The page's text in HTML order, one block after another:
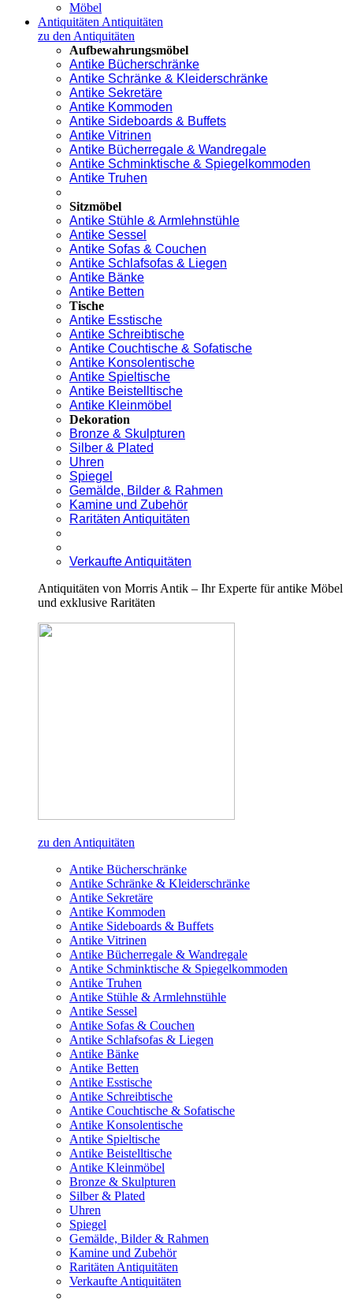
Möbel
Antiquitäten Antiquitäten
zu den Antiquitäten
Aufbewahrungsmöbel
Antike Bücherschränke
Antike Schränke & Kleiderschränke
Antike Sekretäre
Antike Kommoden
Antike Sideboards & Buffets
Antike Vitrinen
Antike Bücherregale & Wandregale
Antike Schminktische & Spiegelkommoden
Antike Truhen
Sitzmöbel
Antike Stühle & Armlehnstühle
Antike Sessel
Antike Sofas & Couchen
Antike Schlafsofas & Liegen
Antike Bänke
Antike Betten
Tische
Antike Esstische
Antike Schreibtische
Antike Couchtische & Sofatische
Antike Konsolentische
Antike Spieltische
Antike Beistelltische
Antike Kleinmöbel
Dekoration
Bronze & Skulpturen
Silber & Plated
Uhren
Spiegel
Gemälde, Bilder & Rahmen
Kamine und Zubehör
Raritäten Antiquitäten
Verkaufte Antiquitäten
Antiquitäten von Morris Antik – Ihr Experte für antike Möbel
und exklusive Raritäten
zu den Antiquitäten
Antike Bücherschränke
Antike Schränke & Kleiderschränke
Antike Sekretäre
Antike Kommoden
Antike Sideboards & Buffets
Antike Vitrinen
Antike Bücherregale & Wandregale
Antike Schminktische & Spiegelkommoden
Antike Truhen
Antike Stühle & Armlehnstühle
Antike Sessel
Antike Sofas & Couchen
Antike Schlafsofas & Liegen
Antike Bänke
Antike Betten
Antike Esstische
Antike Schreibtische
Antike Couchtische & Sofatische
Antike Konsolentische
Antike Spieltische
Antike Beistelltische
Antike Kleinmöbel
Bronze & Skulpturen
Silber & Plated
Uhren
Spiegel
Gemälde, Bilder & Rahmen
Kamine und Zubehör
Raritäten Antiquitäten
Verkaufte Antiquitäten